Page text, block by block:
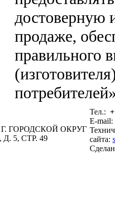
достоверную
продаже,
правильного
Г. ГОРОДСКОЙ ОКРУГ
5, СТР. 49
Тел.:
E-mail:
сайта: